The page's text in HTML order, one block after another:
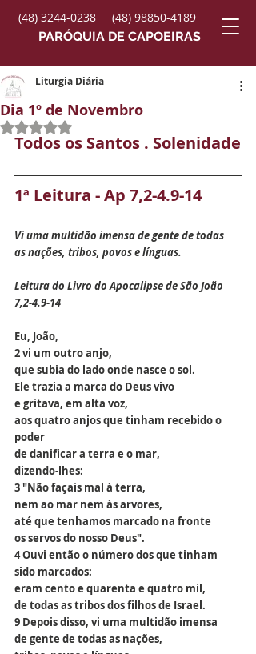
(48) 3244-0238
(48) 98850-4189
PARÓQUIA DE CAPOEIRAS
Dia 1º de Novembro
Liturgia Diária
Avaliado com NaN de 5 estrelas.
Todos os Santos . Solenidade
1ª Leitura - Ap 7,2-4.9-14
Vi uma multidão imensa de gente de todas
as nações, tribos, povos e línguas.
Leitura do Livro do Apocalipse de São João
7,2-4.9-14
Eu, João,
2 vi um outro anjo,
que subia do lado onde nasce o sol.
Ele trazia a marca do Deus vivo
e gritava, em alta voz,
aos quatro anjos que tinham recebido o
poder
de danificar a terra e o mar,
dizendo-lhes:
3 "Não façais mal à terra,
nem ao mar nem às arvores,
até que tenhamos marcado na fronte
os servos do nosso Deus".
4 Ouvi então o número dos que tinham
sido marcados:
eram cento e quarenta e quatro mil,
de todas as tribos dos filhos de Israel.
9 Depois disso, vi uma multidão imensa
de gente de todas as nações,